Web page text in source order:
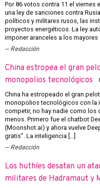
Por 86 votos contra 11 el viernes
una ley de sanciones contra
políticos y militares rusos, las
proyectos energéticos. La ley
imponer aranceles a los
Redacción
China estropea el gran
monopolios tecnológicos
China ha estropeado el gran
monopolios tecnológicos con la
competir, no hay nadie como los
menos. Primero fue el chatbot
(Moonshot.ai) y ahora vuelve
gratis”. La inteligencia […]
Redacción
Los huthíes desatan un
militares de Hadramaut y